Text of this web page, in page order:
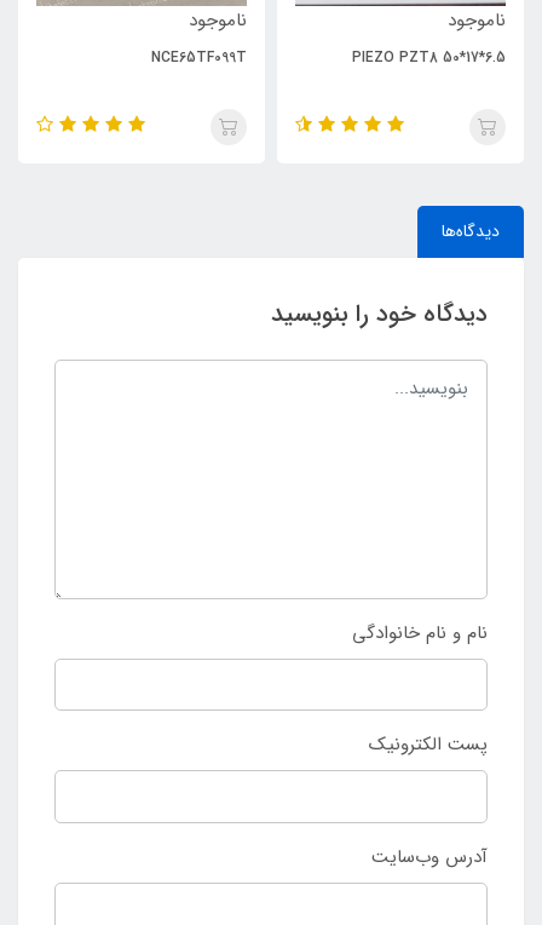
ناموجود
PIEZO PZT8 50*17*6.5
ناموجود
NCE65TF099T
دیدگاه‌ها
دیدگاه خود را بنویسید
نام و نام خانوادگی
پست الکترونیک
آدرس وب‌سایت